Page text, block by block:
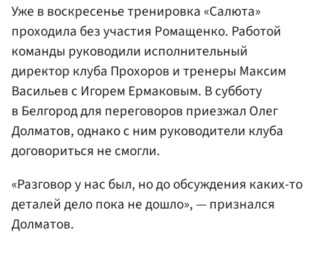
Уже в воскресенье тренировка «Салюта»
проходила без участия Ромащенко. Работой
команды руководили исполнительный
директор клуба Прохоров и тренеры Максим
Васильев c Игорем Ермаковым. В субботу
в Белгород для переговоров приезжал Олег
Долматов, однако с ним руководители клуба
договориться не смогли.
«Разговор у нас был, но до обсуждения каких-то
деталей дело пока не дошло», — признался
Долматов.